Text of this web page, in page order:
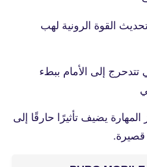
القوة الرونية لهب
تتدحرج إلى الأمام ببطء
يضيف تأثيرًا حارقًا إلى
قصيرة.